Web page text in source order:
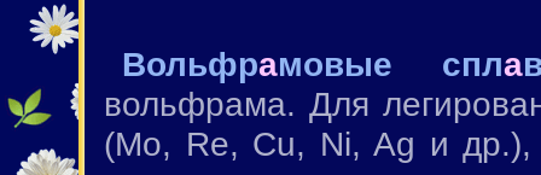
Вольфрамовые спла
вольфрама. Для
(Mo, Re, Cu, Ni, Ag и др.),